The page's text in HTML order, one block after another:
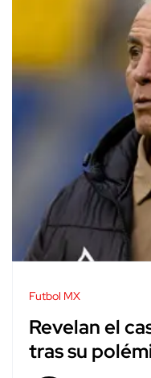
Futbol MX
Revelan el
tras su